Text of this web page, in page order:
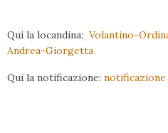
Qui la locandina: Volantino-
Andrea-Giorgetta
Qui la notificazione: